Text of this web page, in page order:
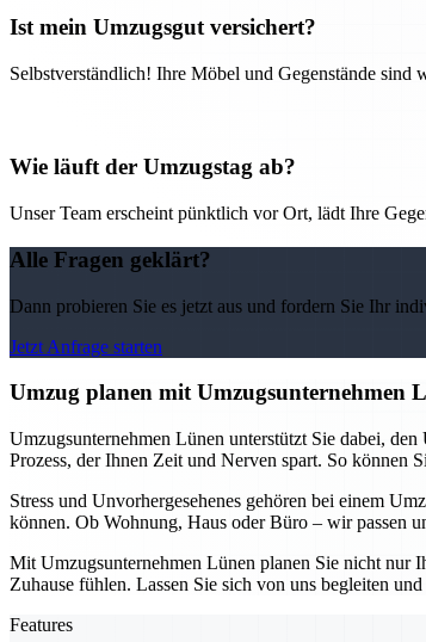
Ist mein Umzugsgut versichert?
Selbstverständlich! Ihre Möbel und Gegenstände sind
Wie läuft der Umzugstag ab?
Unser Team erscheint pünktlich vor Ort, lädt Ihre
Alle Fragen geklärt?
Dann probieren Sie es jetzt aus und fordern Sie Ihr
Jetzt Anfrage starten
Umzug planen mit Umzugsunternehmen
Umzugsunternehmen Lünen unterstützt Sie dabei,
Prozess, der Ihnen Zeit und Nerven spart. So können
Stress und Unvorhergesehenes gehören bei einem
können. Ob Wohnung, Haus oder Büro – wir passen
Mit Umzugsunternehmen Lünen planen Sie nicht nur
Zuhause fühlen. Lassen Sie sich von uns begleiten
Features